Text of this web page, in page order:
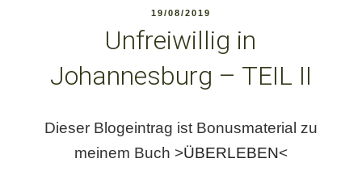
VERÖFFENTLICHT
19/08/2019
Unfreiwillig in
Johannesburg – TEIL II
Dieser Blogeintrag ist Bonusmaterial zu
meinem Buch >ÜBERLEBEN<